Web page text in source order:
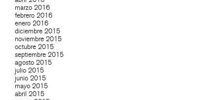
marzo 2016
febrero 2016
enero 2016
diciembre 2015
noviembre 2015
octubre 2015
septiembre 2015
agosto 2015
julio 2015
junio 2015
mayo 2015
abril 2015